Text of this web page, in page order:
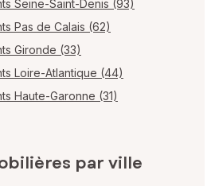
Seine-Saint-Denis (93)
Pas de Calais (62)
Gironde (33)
Loire-Atlantique (44)
Haute-Garonne (31)
par ville